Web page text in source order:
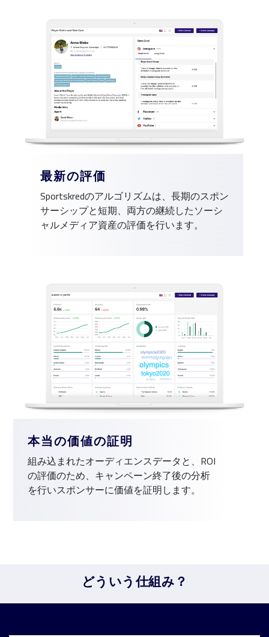
最新の評価
Sportskredのアルゴリズムは、長期のスポン
サーシップと短期、両方の継続したソーシ
ャルメディア資産の評価を行います。
本当の価値の証明
組み込まれたオーディエンスデータと、ROI
の評価のため、キャンペーン終了後の分析
を行いスポンサーに価値を証明します。
どういう仕組み？